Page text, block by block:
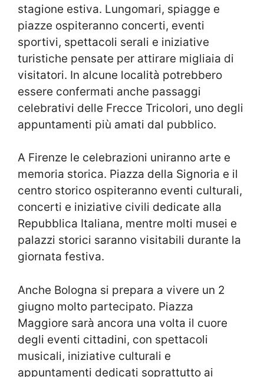
stagione estiva. Lungomari, spiagge e
piazze ospiteranno concerti, eventi
sportivi, spettacoli serali e iniziative
turistiche pensate per attirare migliaia di
visitatori. In alcune località potrebbero
essere confermati anche passaggi
celebrativi delle Frecce Tricolori, uno degli
appuntamenti più amati dal pubblico.
A Firenze le celebrazioni uniranno arte e
memoria storica. Piazza della Signoria e il
centro storico ospiteranno eventi culturali,
concerti e iniziative civili dedicate alla
Repubblica Italiana, mentre molti musei e
palazzi storici saranno visitabili durante la
giornata festiva.
Anche Bologna si prepara a vivere un 2
giugno molto partecipato. Piazza
Maggiore sarà ancora una volta il cuore
degli eventi cittadini, con spettacoli
musicali, iniziative culturali e
appuntamenti dedicati soprattutto ai